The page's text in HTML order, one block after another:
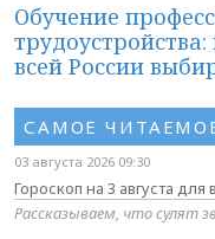
Обучение
всей России
САМОЕ
03 августа 2026 09:30
Гороскоп на 3 августа для
Рассказываем, что сулят